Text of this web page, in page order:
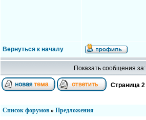
Вернуться к началу
Показать сообщения за:
Страница 2
Список форумов » Предложения